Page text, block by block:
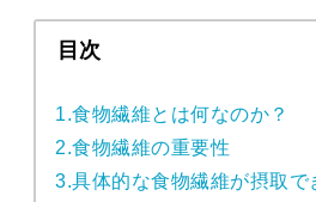
目次
1.食物繊維とは何なのか？
2.食物繊維の重要性
3.具体的な食物繊維が摂取で